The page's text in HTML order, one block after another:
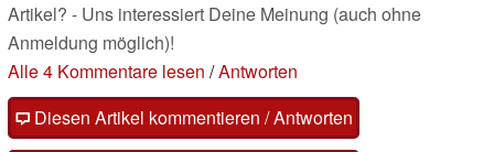
Artikel? - Uns interessiert Deine Meinung (auch ohne
Anmeldung möglich)!
Alle 4 Kommentare lesen /Antworten
Diesen Artikel kommentieren / Antworten